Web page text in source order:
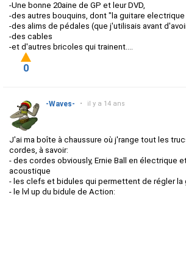
-Une bonne 20aine de GP et leur DVD,
-des autres bouquins, dont "la guitare electrique
-des alims de pédales (que j'utilisais avant
-des cables
-et d'autres bricoles qui trainent....
0
-Waves- • il y a 14 ans
J'ai ma boîte à chaussure où j'range tout les
cordes, à savoir:
- des cordes obviously, Ernie Ball en électrique
acoustique
- les clefs et bidules qui permettent de régler la
- le lvl up du bidule de Action: